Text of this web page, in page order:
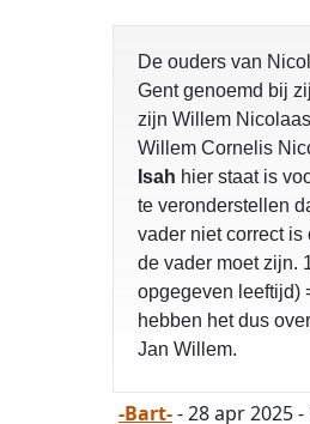
De ouders van
Gent genoemd bij
zijn Willem Nicolaas
Willem Cornelis
Isah hier staat is
te veronderstellen
vader niet correct is
de vader moet zijn.
opgegeven leeftijd)
hebben het dus
Jan Willem.
-Bart-- 28 apr 2025 -